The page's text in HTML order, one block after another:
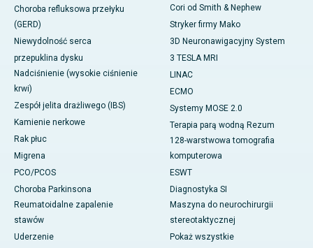
Choroba refluksowa przełyku
(GERD)
Niewydolność serca
przepuklina dysku
Nadciśnienie (wysokie ciśnienie
krwi)
Zespół jelita drażliwego (IBS)
Kamienie nerkowe
Rak płuc
Migrena
PCO/PCOS
Choroba Parkinsona
Reumatoidalne zapalenie
stawów
Uderzenie
Cori od Smith & Nephew
Stryker firmy Mako
3D Neuronawigacyjny System
3 TESLA MRI
LINAC
ECMO
Systemy MOSE 2.0
Terapia parą wodną Rezum
128-warstwowa tomografia
komputerowa
ESWT
Diagnostyka SI
Maszyna do neurochirurgii
stereotaktycznej
Pokaż wszystkie